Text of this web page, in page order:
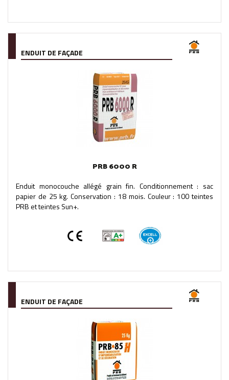
ENDUIT DE FAÇADE
PRB 6000 R
Enduit monocouche allégé grain fin. Conditionnement : sac
papier de 25 kg. Conservation : 18 mois. Couleur : 100 teintes
PRB et teintes Sun+.
ENDUIT DE FAÇADE